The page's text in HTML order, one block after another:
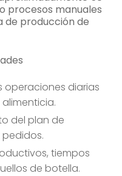
procesos manuales
de producción de
operaciones diarias
del plan de
tiempos
de botella.